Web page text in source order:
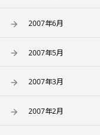
2007年6月
2007年5月
2007年3月
2007年2月